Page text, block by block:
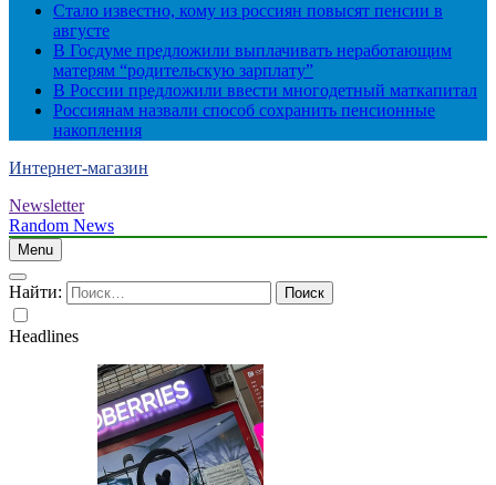
Стало известно, кому из россиян повысят пенсии в
августе
В Госдуме предложили выплачивать неработающим
матерям “родительскую зарплату”
В России предложили ввести многодетный маткапитал
Россиянам назвали способ сохранить пенсионные
накопления
Интернет-магазин
Newsletter
Random News
Menu
Найти:
Headlines